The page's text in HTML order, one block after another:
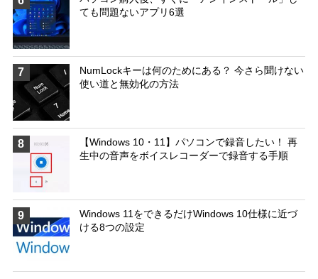
ても問題ないアプリ6選
7
NumLockキーは何のためにある？ 今さら聞けない
使い道と無効化の方法
8
【Windows 10・11】パソコンで録音したい！ 再
生中の音声をボイスレコーダーで録音する手順
9
Windows 11をできるだけWindows 10仕様に近づ
ける8つの設定